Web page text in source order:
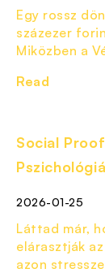
Egy rossz
százezer
Miközben a
Read
Social
2026-01-25
Láttad már,
elárasztják
azon